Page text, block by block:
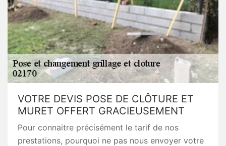
VOTRE DEVIS POSE DE CLÔTURE ET
MURET OFFERT GRACIEUSEMENT
Pour connaitre précisément le tarif de nos
prestations, pourquoi ne pas nous envoyer votre